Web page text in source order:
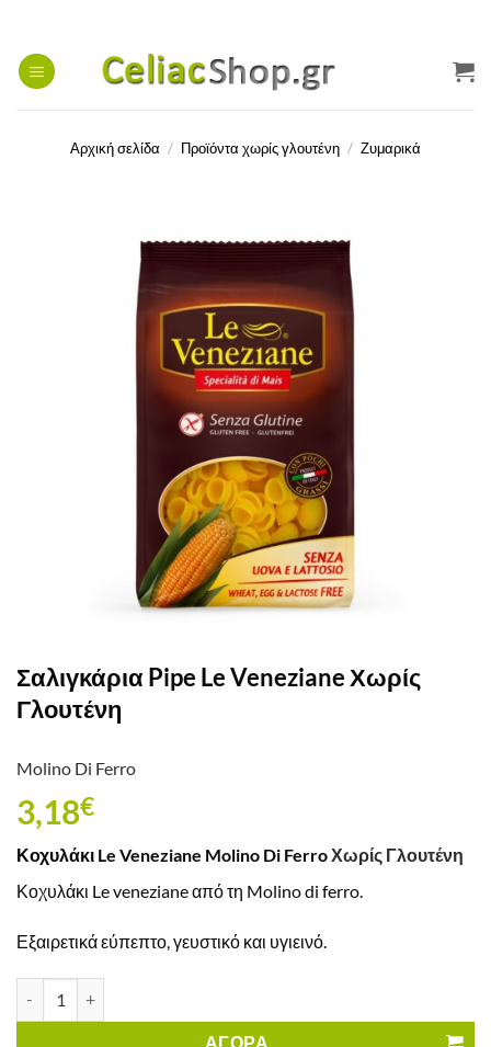
περιεχόμενο
Αρχική σελίδα / Προϊόντα χωρίς γλουτένη / Ζυμαρικά
Σαλιγκάρια Pipe Le Veneziane Χωρίς
Γλουτένη
Molino Di Ferro
3,18€
Κοχυλάκι Le Veneziane Molino Di FerroΧωρίς Γλουτένη
Κοχυλάκι Le veneziane από τη Molino di ferro.
Εξαιρετικά εύπεπτο, γευστικό και υγιεινό.
ΑΓΟΡΑ